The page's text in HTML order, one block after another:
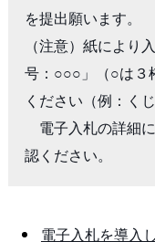
を提出願います。
（注意）紙により
号：○○○」（○は３
ください（例：く
電子入札の詳細
認ください。
電子入札を導入